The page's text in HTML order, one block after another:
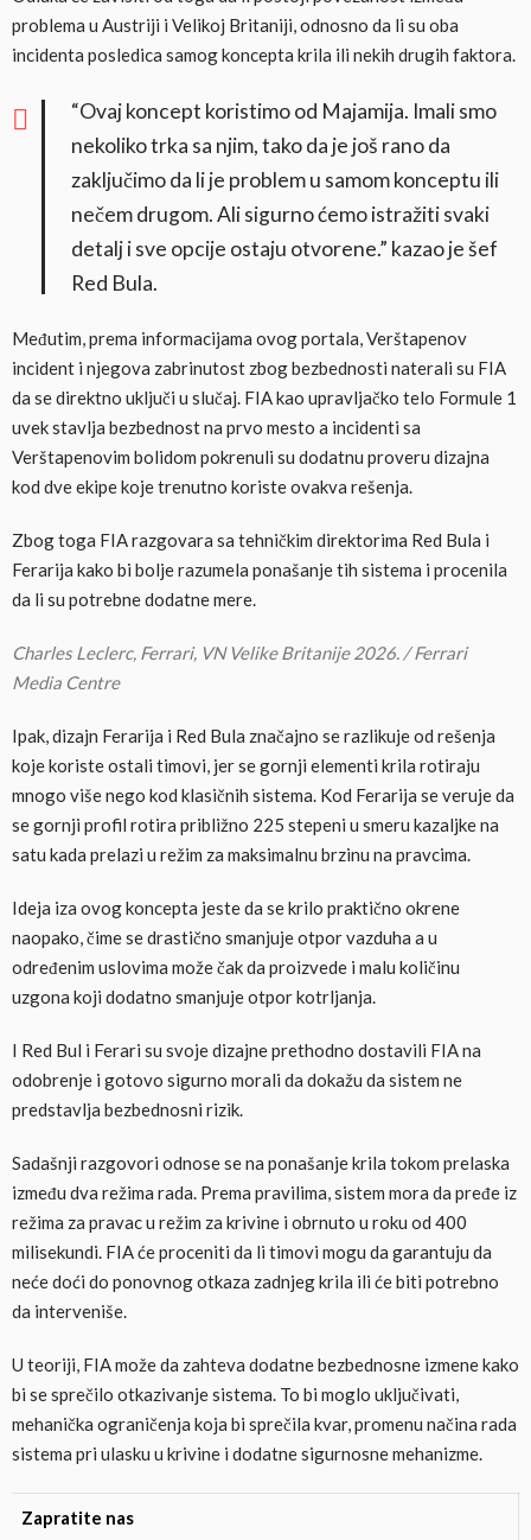
problema u Austriji i Velikoj Britaniji, odnosno da li su oba
incidenta posledica samog koncepta krila ili nekih drugih faktora.
“Ovaj koncept koristimo od Majamija. Imali smo
nekoliko trka sa njim, tako da je još rano da
zaključimo da li je problem u samom konceptu ili
nečem drugom. Ali sigurno ćemo istražiti svaki
detalj i sve opcije ostaju otvorene.” kazao je šef
Red Bula.
Međutim, prema informacijama ovog portala, Verštapenov
incident i njegova zabrinutost zbog bezbednosti naterali su FIA
da se direktno uključi u slučaj. FIA kao upravljačko telo Formule 1
uvek stavlja bezbednost na prvo mesto a incidenti sa
Verštapenovim bolidom pokrenuli su dodatnu proveru dizajna
kod dve ekipe koje trenutno koriste ovakva rešenja.
Zbog toga FIA razgovara sa tehničkim direktorima Red Bula i
Ferarija kako bi bolje razumela ponašanje tih sistema i procenila
da li su potrebne dodatne mere.
Charles Leclerc, Ferrari, VN Velike Britanije 2026. / Ferrari
Media Centre
Ipak, dizajn Ferarija i Red Bula značajno se razlikuje od rešenja
koje koriste ostali timovi, jer se gornji elementi krila rotiraju
mnogo više nego kod klasičnih sistema. Kod Ferarija se veruje da
se gornji profil rotira približno 225 stepeni u smeru kazaljke na
satu kada prelazi u režim za maksimalnu brzinu na pravcima.
Ideja iza ovog koncepta jeste da se krilo praktično okrene
naopako, čime se drastično smanjuje otpor vazduha a u
određenim uslovima može čak da proizvede i malu količinu
uzgona koji dodatno smanjuje otpor kotrljanja.
I Red Bul i Ferari su svoje dizajne prethodno dostavili FIA na
odobrenje i gotovo sigurno morali da dokažu da sistem ne
predstavlja bezbednosni rizik.
Sadašnji razgovori odnose se na ponašanje krila tokom prelaska
između dva režima rada. Prema pravilima, sistem mora da pređe iz
režima za pravac u režim za krivine i obrnuto u roku od 400
milisekundi. FIA će proceniti da li timovi mogu da garantuju da
neće doći do ponovnog otkaza zadnjeg krila ili će biti potrebno
da interveniše.
U teoriji, FIA može da zahteva dodatne bezbednosne izmene kako
bi se sprečilo otkazivanje sistema. To bi moglo uključivati,
mehanička ograničenja koja bi sprečila kvar, promenu načina rada
sistema pri ulasku u krivine i dodatne sigurnosne mehanizme.
Zapratite nas